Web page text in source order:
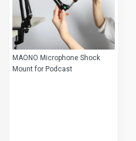
MAONO Microphone Shock
Mount for Podcast